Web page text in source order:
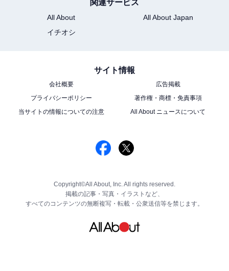
関連サービス
All About
All About Japan
イチオシ
サイト情報
会社概要
広告掲載
プライバシーポリシー
著作権・商標・免責事項
当サイトの情報についての注意
All About ニュースについて
Copyright©All About, Inc. All rights reserved.
掲載の記事・写真・イラストなど、
すべてのコンテンツの無断複写・転載・公衆送信等を禁じます。